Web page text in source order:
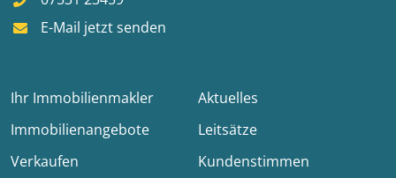
E-Mail jetzt senden
Ihr Immobilienmakler
Aktuelles
Immobilienangebote
Leitsätze
Verkaufen
Kundenstimmen